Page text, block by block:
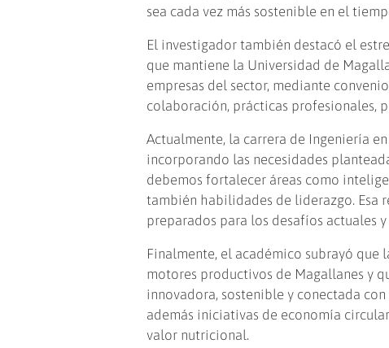
sea cada vez más sostenible en el
El investigador también destacó el
que mantiene la Universidad de
empresas del sector, mediante
colaboración, prácticas profesionales,
Actualmente, la carrera de Ingeniería
incorporando las necesidades
debemos fortalecer áreas como
también habilidades de liderazgo.
preparados para los desafíos actuales
Finalmente, el académico subrayó
motores productivos de Magallanes y
innovadora, sostenible y conectada
además iniciativas de economía
valor nutricional.